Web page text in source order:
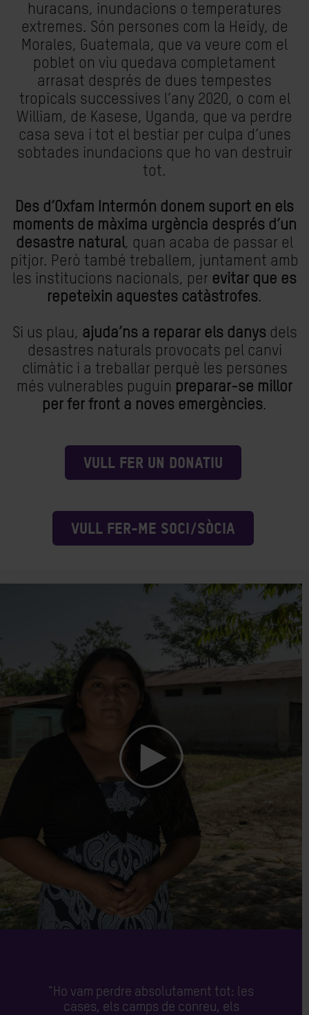
huracans, inundacions o temperatures
extremes. Són persones com la Heidy, de
Morales, Guatemala, que va veure com el
poblet on viu quedava completament
arrasat després de dues tempestes
tropicals successives l’any 2020, o com el
William, de Kasese, Uganda, que va perdre
casa seva i tot el bestiar per culpa d’unes
sobtades inundacions que ho van destruir
tot.
Des d’Oxfam Intermón donem suport en els
moments de màxima urgència després d’un
desastre natural, quan acaba de passar el
pitjor. Però també treballem, juntament amb
les institucions nacionals, per evitar que es
repeteixin aquestes catàstrofes.
Si us plau, ajuda’ns a reparar els danysdels
desastres naturals provocats pel canvi
climàtic i a treballar perquè les persones
més vulnerables puguin preparar-se millor
per fer front a noves emergències.
VULL FER UN DONATIU
VULL FER-ME SOCI/SÒCIA
"Ho vam perdre absolutament tot: les
cases, els camps de conreu, els